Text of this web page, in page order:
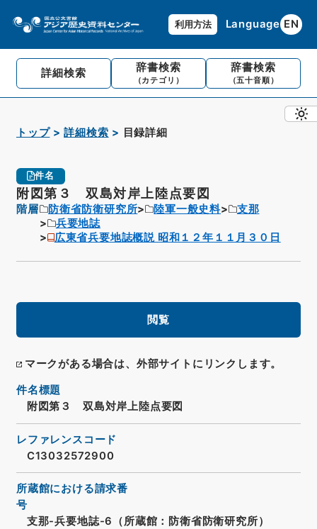
利用方法 Language EN
詳細検索 辞書検索
（カテゴリ）
辞書検索
（五十音順）
トップ 詳細検索 目録詳細
件名
附図第３ 双島対岸上陸点要図
階層 防衛省防衛研究所 陸軍一般史料
支那
兵要地誌
広東省兵要地誌概説 昭和１２年１１月３０日
閲覧
マークがある場合は、外部サイトにリンクします。
件名標題
附図第３ 双島対岸上陸点要図
レファレンスコード
C13032572900
所蔵館における請求番
号
支那-兵要地誌-6（所蔵館：防衛省防衛研究所）